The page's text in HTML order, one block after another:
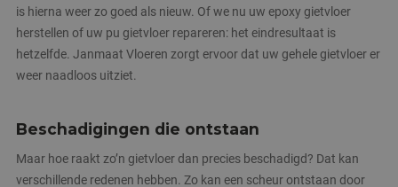
is hierna weer zo goed als nieuw. Of we nu uw epoxy gietvloer
herstellen of uw pu gietvloer repareren: het eindresultaat is
hetzelfde. Janmaat Vloeren zorgt ervoor dat uw gehele gietvloer er
weer naadloos uitziet.
Beschadigingen die ontstaan
Maar hoe raakt zo’n gietvloer dan precies beschadigd? Dat kan
verschillende redenen hebben. Zo kan een scheur ontstaan door